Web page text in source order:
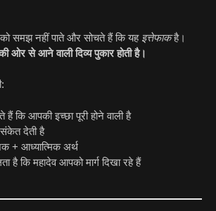
समझ नहीं पाते और सोचते हैं कि यह इत्तेफाकहै।
ओर से आने वाली दिव्य पुकार होती है।
कि आपकी इच्छा पूरी होने वाली है
देती है
+ आध्यात्मिक अर्थ
है कि महादेव आपको मार्ग दिखा रहे हैं